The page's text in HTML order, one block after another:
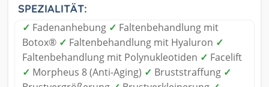
SPEZIALITÄT:
✓ Fadenanhebung ✓ Faltenbehandlung mit
Botox® ✓ Faltenbehandlung mit Hyaluron ✓
Faltenbehandlung mit Polynukleotiden ✓ Facelift
✓ Morpheus 8 (Anti-Aging) ✓ Bruststraffung ✓